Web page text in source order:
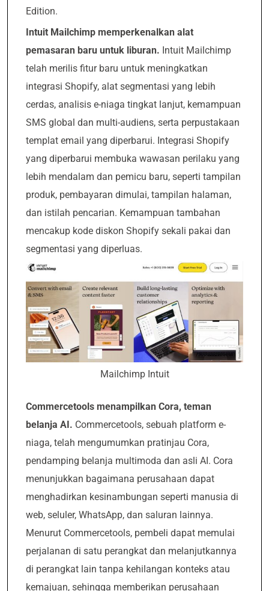
Edition.
Intuit Mailchimp memperkenalkan alat
pemasaran baru untuk liburan. Intuit Mailchimp
telah merilis fitur baru untuk meningkatkan
integrasi Shopify, alat segmentasi yang lebih
cerdas, analisis e-niaga tingkat lanjut, kemampuan
SMS global dan multi-audiens, serta perpustakaan
templat email yang diperbarui. Integrasi Shopify
yang diperbarui membuka wawasan perilaku yang
lebih mendalam dan pemicu baru, seperti tampilan
produk, pembayaran dimulai, tampilan halaman,
dan istilah pencarian. Kemampuan tambahan
mencakup kode diskon Shopify sekali pakai dan
segmentasi yang diperluas.
Mailchimp Intuit
Commercetools menampilkan Cora, teman
belanja AI. Commercetools, sebuah platform e-
niaga, telah mengumumkan pratinjau Cora,
pendamping belanja multimoda dan asli AI. Cora
menunjukkan bagaimana perusahaan dapat
menghadirkan kesinambungan seperti manusia di
web, seluler, WhatsApp, dan saluran lainnya.
Menurut Commercetools, pembeli dapat memulai
perjalanan di satu perangkat dan melanjutkannya
di perangkat lain tanpa kehilangan konteks atau
kemajuan, sehingga memberikan perusahaan